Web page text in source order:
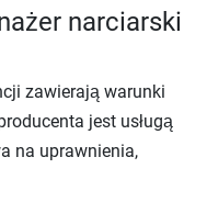
narciarski
zawierają warunki
jest usługą
na uprawnienia,